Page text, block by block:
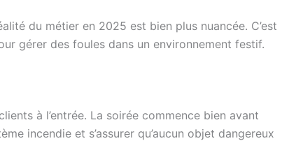
du métier en 2025 est bien plus nuancée. C’est
gérer des foules dans un environnement festif.
à l’entrée. La soirée commence bien avant
incendie et s’assurer qu’aucun objet dangereux